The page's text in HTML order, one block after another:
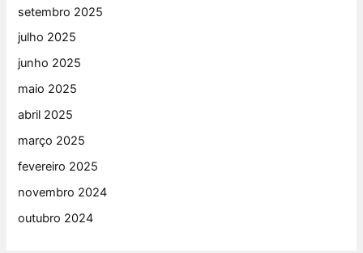
setembro 2025
julho 2025
junho 2025
maio 2025
abril 2025
março 2025
fevereiro 2025
novembro 2024
outubro 2024